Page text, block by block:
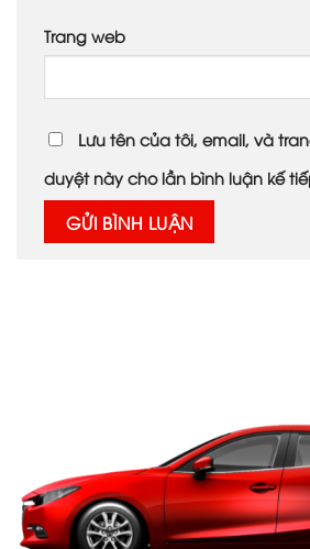
Trang web
Lưu tên của tôi, email, và
duyệt này cho lần bình luận kế